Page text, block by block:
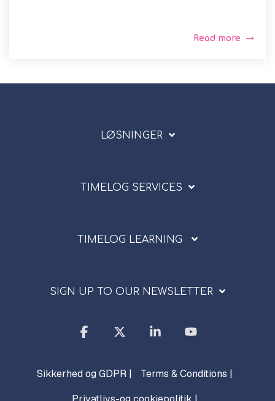
Read more
LØSNINGER
TIMELOG SERVICES
TIMELOG LEARNING
SIGN UP TO OUR NEWSLETTER
Sikkerhed og GDPR |
Terms & Conditions |
Facebook Linkedin